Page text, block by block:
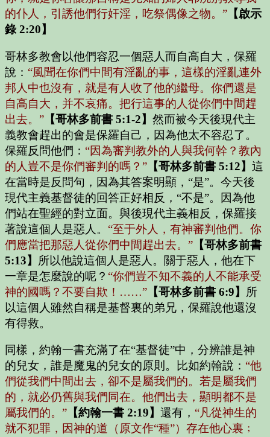
的仆人，引誘他們行奸淫，吃祭偶像之物。” 【啟示
錄 2:20】
哥林多教會以他們容忍一個惡人而自高自大，保羅
說： “風聞在你們中間有淫亂的事，這樣的淫亂連外
邦人中也沒有，就是有人收了他的繼母。你們還是
自高自大，并不哀痛。把行這事的人從你們中間趕
出去。” 【哥林多前書 5:1-2】 然而被今天後現代主
義教會趕出的會是保羅自己，因為他太不容忍了。
保羅反問他們： “因為審判教外的人與我何幹？教內
的人豈不是你們審判的嗎？” 【哥林多前書 5:12】 這
在當時是反問句，因為其答案明顯，“是”。今天後
現代主義基督徒的回答正好相反，“不是”。因為他
們站在聖經的對立面。與後現代主義相反，保羅接
著說這個人是惡人。 “至于外人，有神審判他們。你
們應當把那惡人從你們中間趕出去。” 【哥林多前書
5:13】 所以他說這個人是惡人。關于惡人，他在下
一章是怎麼說的呢？ “你們豈不知不義的人不能承受
神的國嗎？不要自欺！……” 【哥林多前書 6:9】 所
以這個人雖然自稱是基督裏的弟兄，保羅說他還沒
有得救。
同樣，約翰一書充滿了在“基督徒”中，分辨誰是神
的兒女，誰是魔鬼的兒女的原則。比如約翰說： “他
們從我們中間出去，卻不是屬我們的。若是屬我們
的，就必仍舊與我們同在。他們出去，顯明都不是
屬我們的。” 【約翰一書 2:19】 還有， “凡從神生的
就不犯罪，因神的道（原文作“種”）存在他心裏﹔